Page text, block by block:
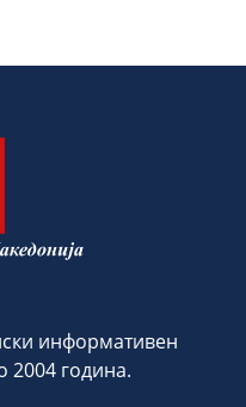
информативен
2004 година.